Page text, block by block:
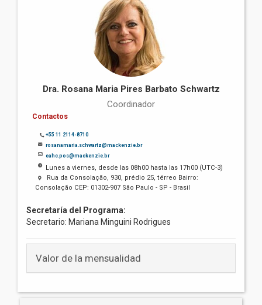
Dra. Rosana Maria Pires Barbato Schwartz
Coordinador
Contactos
+55 11 2114-8710
rosanamaria.schwartz@mackenzie.br
eahc.pos@mackenzie.br
Lunes a viernes, desde las 08h00 hasta las 17h00 (UTC-3)
Rua da Consolação, 930, prédio 25, térreo Bairro:
Consolação CEP: 01302-907 São Paulo - SP - Brasil
Secretaría del Programa:
Secretario: Mariana Minguini Rodrigues
Valor de la mensualidad